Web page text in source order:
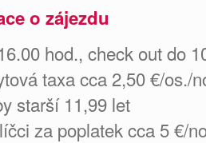
o zájezdu
hod., check out do
taxa cca 2,50 €/os./
starší 11,99 let
za poplatek cca 5 €/